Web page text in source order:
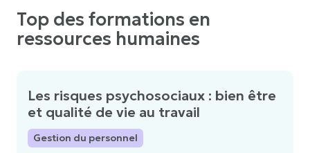
Top des formations en
ressources humaines
Les risques psychosociaux : bien être
et qualité de vie au travail
Gestion du personnel